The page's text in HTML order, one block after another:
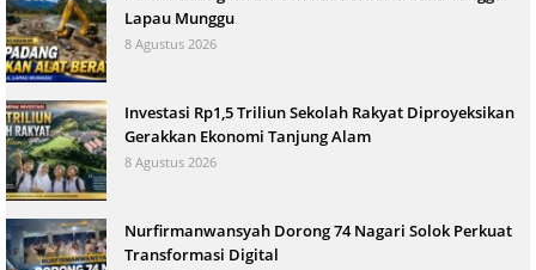
Lapau Munggu
8 Agustus 2026
Investasi Rp1,5 Triliun Sekolah Rakyat Diproyeksikan
Gerakkan Ekonomi Tanjung Alam
8 Agustus 2026
Nurfirmanwansyah Dorong 74 Nagari Solok Perkuat
Transformasi Digital